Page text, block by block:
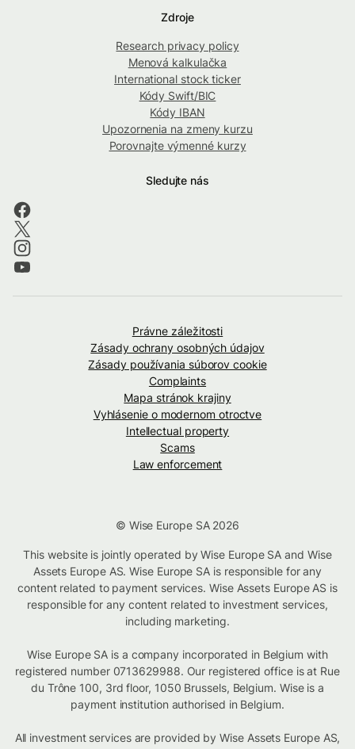
Zdroje
Research privacy policy
Menová kalkulačka
International stock ticker
Kódy Swift/BIC
Kódy IBAN
Upozornenia na zmeny kurzu
Porovnajte výmenné kurzy
Sledujte nás
Právne záležitosti
Zásady ochrany osobných údajov
Zásady používania súborov cookie
Complaints
Mapa stránok krajiny
Vyhlásenie o modernom otroctve
Intellectual property
Scams
Law enforcement
© Wise Europe SA 2026
This website is jointly operated by Wise Europe SA and Wise
Assets Europe AS. Wise Europe SA is responsible for any
content related to payment services. Wise Assets Europe AS is
responsible for any content related to investment services,
including marketing.
Wise Europe SA is a company incorporated in Belgium with
registered number 0713629988. Our registered office is at Rue
du Trône 100, 3rd floor, 1050 Brussels, Belgium. Wise is a
payment institution authorised in Belgium.
All investment services are provided by Wise Assets Europe AS,